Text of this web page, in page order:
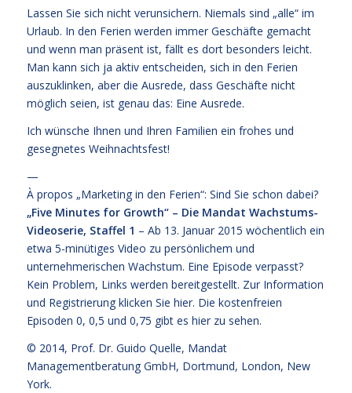
Lassen Sie sich nicht verunsichern. Niemals sind „alle“ im
Urlaub. In den Ferien werden immer Geschäfte gemacht
und wenn man präsent ist, fällt es dort besonders leicht.
Man kann sich ja aktiv entscheiden, sich in den Ferien
auszuklinken, aber die Ausrede, dass Geschäfte nicht
möglich seien, ist genau das: Eine Ausrede.
Ich wünsche Ihnen und Ihren Familien ein frohes und
gesegnetes Weihnachtsfest!
—
À propos „Marketing in den Ferien“: Sind Sie schon dabei?
„Five Minutes for Growth“ – Die Mandat Wachstums-
Videoserie, Staffel 1 – Ab 13. Januar 2015 wöchentlich ein
etwa 5-minütiges Video zu persönlichem und
unternehmerischen Wachstum. Eine Episode verpasst?
Kein Problem, Links werden bereitgestellt. Zur Information
und Registrierung klicken Sie hier. Die kostenfreien
Episoden 0, 0,5 und 0,75 gibt es hier zu sehen.
© 2014, Prof. Dr. Guido Quelle, Mandat
Managementberatung GmbH, Dortmund, London, New
York.